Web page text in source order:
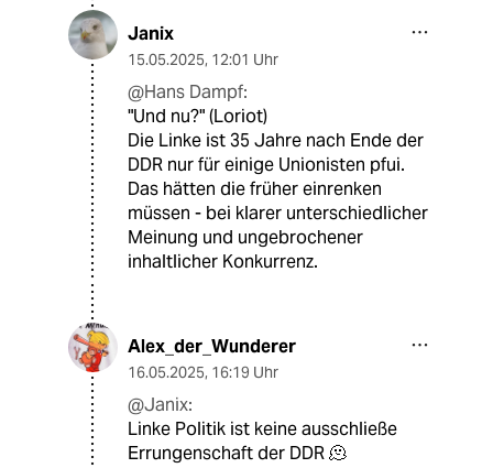
Janix
15.05.2025, 12:01 Uhr
@Hans Dampf:
"Und nu?" (Loriot)
Die Linke ist 35 Jahre nach Ende der
DDR nur für einige Unionisten pfui.
Das hätten die früher einrenken
müssen - bei klarer unterschiedlicher
Meinung und ungebrochener
inhaltlicher Konkurrenz.
Alex_der_Wunderer
16.05.2025, 16:19 Uhr
@Janix:
Linke Politik ist keine ausschließe
Errungenschaft der DDR 🫠